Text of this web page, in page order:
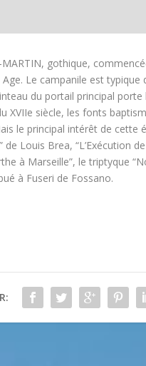
MARTIN, gothique,
Le campanile est
du portail principal
XVIIe siècle, les fonts
le principal intérêt de cette
de Louis Brea,
à Marseille”, le triptyque
à Fuseri de Fossano.